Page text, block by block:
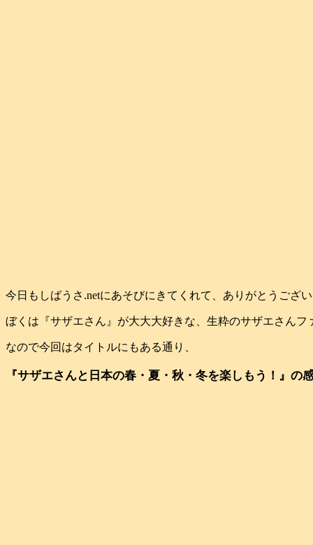
今日もしばうさ.netにあそびにきてくれて、ありがとうござ
ぼくは『サザエさん』が大大大好きな、生粋のサザエさん
なので今回はタイトルにもある通り、
『サザエさんと日本の春・夏・秋・冬を楽しもう！』